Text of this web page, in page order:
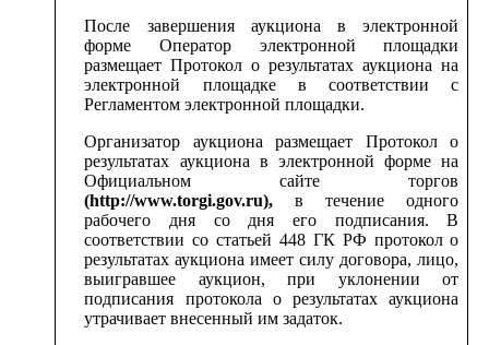
После завершения аукциона в электронной
форме Оператор электронной площадки
размещает Протокол о результатах аукциона на
электронной площадке в соответствии с
Регламентом электронной площадки.
Организатор аукциона размещает Протокол о
результатах аукциона в электронной форме на
Официальном сайте торгов
(http://www.torgi.gov.ru), в течение одного
рабочего дня со дня его подписания. В
соответствии со статьей 448 ГК РФ протокол о
результатах аукциона имеет силу договора, лицо,
выигравшее аукцион, при уклонении от
подписания протокола о результатах аукциона
утрачивает внесенный им задаток.